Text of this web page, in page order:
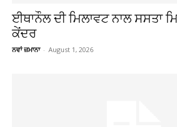
ਈਥਾਨੌਲ ਦੀ ਮਿਲਾਵਟ ਨਾਲ ਸਸਤਾ
ਕੇਂਦਰ
ਨਵਾਂ ਜ਼ਮਾਨਾ - August 1, 2026